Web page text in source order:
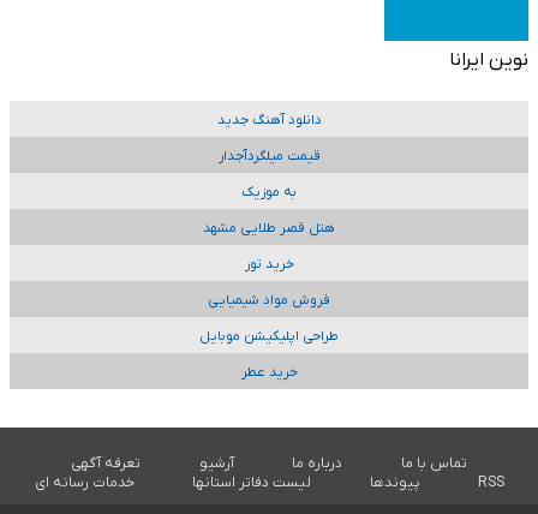
نوین ایرانا
دانلود آهنگ جدید
قیمت میلگردآجدار
به موزیک
هتل قصر طلایی مشهد
خرید تور
فروش مواد شیمیایی
طراحی اپلیکیشن موبایل
خرید عطر
تماس با ما درباره ما آرشیو
تعرفه آگهی
RSS
پیوندها لیست دفاتر استانها خدمات رسانه ای